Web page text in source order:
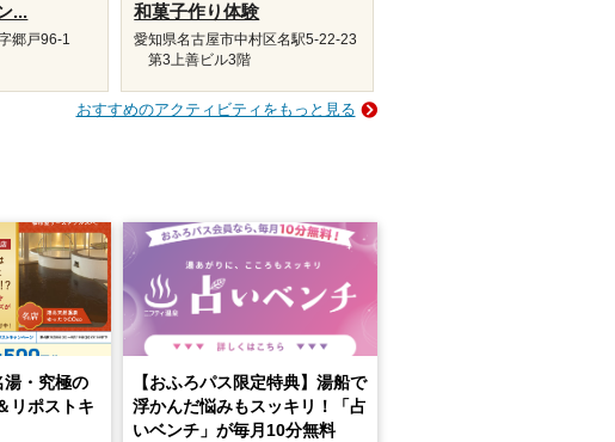
...
郷戸96-1
和菓子作り体験
愛知県名古屋市中村区名駅5-22-23
第3上善ビル3階
おすすめのアクティビティをもっと見る
湯・究極の
リポストキ
【おふろパス限定特典】湯船で
浮かんだ悩みもスッキリ！「占
いベンチ」が毎月10分無料